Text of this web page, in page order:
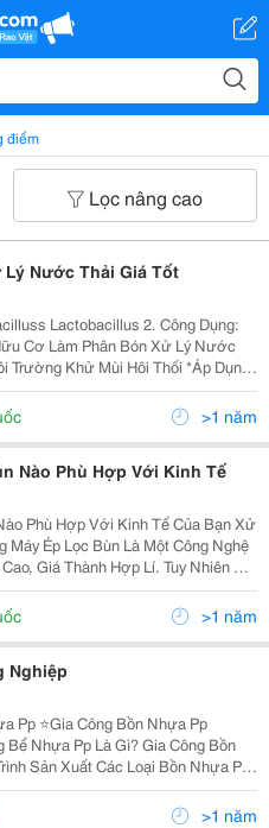
điểm
Lọc nâng cao
Lý Nước Thải Giá Tốt
Làm Phân Bón Xử Lý Nước
Thối *Áp Dụng
Thải: Bổ Sung 15
Các Bể: Bể Kỵ Khí...
>1 năm
Nào Phù Hợp Với Kinh Tế
Phù Hợp Với Kinh Tế Của Bạn Xử
Máy Ép Lọc Bùn Là Một Công Nghệ
Thành Hợp Lí. Tuy Nhiên Có
Bùn Như: Máy Ép Bùn Khung Bản,
Không, Máy Ép Bùn Trục...
>1 năm
Nghiệp
Nhựa Pp
Pp Là Gì? Gia Công Bồn
Sản Xuất Các Loại Bồn Nhựa Pp
Chất, Bồn Chứa Nước, Bồn Xử Lý
Trồng Thuỷ Sản Và Các...
>1 năm